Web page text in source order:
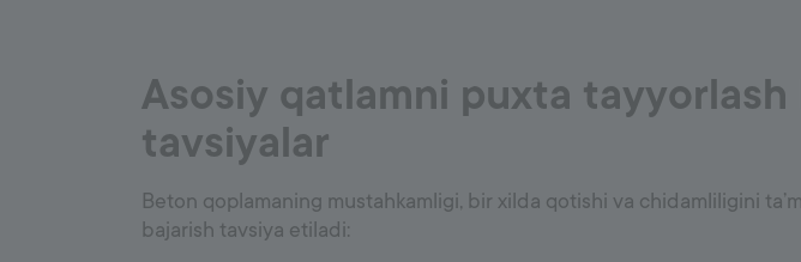
Asosiy qatlamni puxta tayyorlash
tavsiyalar
Beton qoplamaning mustahkamligi, bir xilda qotishi va chidamliligini
bajarish tavsiya etiladi: